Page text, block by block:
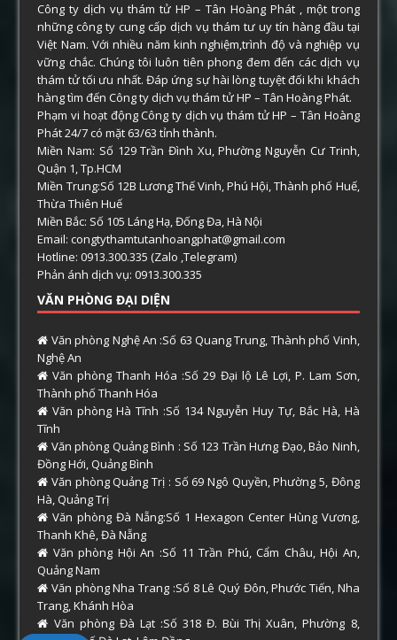
Công ty dịch vụ thám tử HP – Tân Hoàng Phát , một trong
những công ty cung cấp dịch vụ thám tư uy tín hàng đầu tại
Việt Nam. Với nhiều năm kinh nghiệm,trình độ và nghiệp vụ
vững chắc. Chúng tôi luôn tiên phong đem đến các dịch vụ
thám tử tối ưu nhất. Đáp ứng sự hài lòng tuyệt đối khi khách
hàng tìm đến Công ty dịch vụ thám tử HP – Tân Hoàng Phát.
Phạm vi hoạt động Công ty dịch vụ thám tử HP – Tân Hoàng
Phát 24/7 có mặt 63/63 tỉnh thành.
Miền Nam: Số 129 Trần Đình Xu, Phường Nguyễn Cư Trinh,
Quận 1, Tp.HCM
Miền Trung:Số 12B Lương Thế Vinh, Phú Hội, Thành phố Huế,
Thừa Thiên Huế
Miền Bắc: Số 105 Láng Hạ, Đống Đa, Hà Nội
Email: congtythamtutanhoangphat@gmail.com
Hotline: 0913.300.335 (Zalo ,Telegram)
Phản ánh dịch vụ: 0913.300.335
VĂN PHÒNG ĐẠI DIỆN
Văn phòng Nghệ An :Số 63 Quang Trung, Thành phố Vinh,
Nghệ An
Văn phòng Thanh Hóa :Số 29 Đại lộ Lê Lợi, P. Lam Sơn,
Thành phố Thanh Hóa
Văn phòng Hà Tĩnh :Số 134 Nguyễn Huy Tự, Bắc Hà, Hà
Tĩnh
Văn phòng Quảng Bình : Số 123 Trần Hưng Đạo, Bảo Ninh,
Đồng Hới, Quảng Bình
Văn phòng Quảng Trị : Số 69 Ngô Quyền, Phường 5, Đông
Hà, Quảng Trị
Văn phòng Đà Nẵng:Số 1 Hexagon Center Hùng Vương,
Thanh Khê, Đà Nẵng
Văn phòng Hội An :Số 11 Trần Phú, Cẩm Châu, Hội An,
Quảng Nam
Văn phòng Nha Trang :Số 8 Lê Quý Đôn, Phước Tiến, Nha
Trang, Khánh Hòa
Văn phòng Đà Lạt :Số 318 Đ. Bùi Thị Xuân, Phường 8,